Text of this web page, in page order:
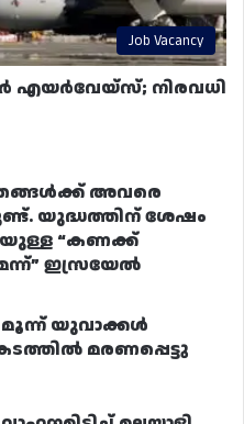
Job Vacancy
എയർവേയ്‌സ്; നിരവധി
അവരെ
യുദ്ധത്തിന് ശേഷം
“കണക്ക്
ഇസ്രയേൽ
യുവാക്കൾ
മരണപ്പെട്ടു